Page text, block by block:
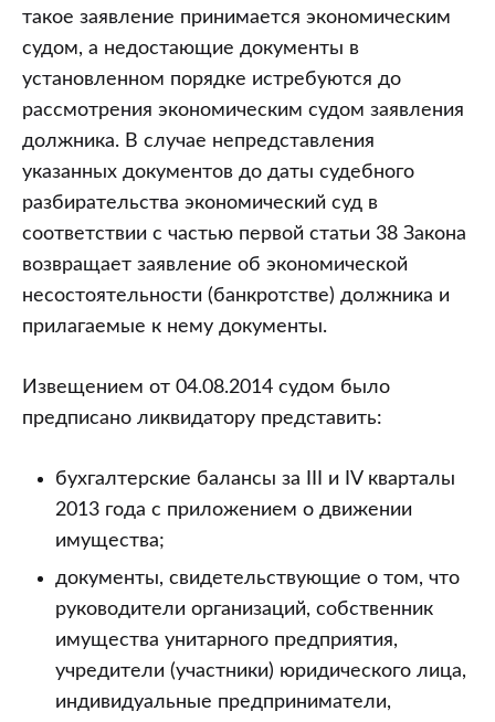
такое заявление принимается экономическим
судом, а недостающие документы в
установленном порядке истребуются до
рассмотрения экономическим судом заявления
должника. В случае непредставления
указанных документов до даты судебного
разбирательства экономический суд в
соответствии с частью первой статьи 38 Закона
возвращает заявление об экономической
несостоятельности (банкротстве) должника и
прилагаемые к нему документы.
Извещением от 04.08.2014 судом было
предписано ликвидатору представить:
бухгалтерские балансы за III и IV кварталы
2013 года с приложением о движении
имущества;
документы, свидетельствующие о том, что
руководители организаций, собственник
имущества унитарного предприятия,
учредители (участники) юридического лица,
индивидуальные предприниматели,